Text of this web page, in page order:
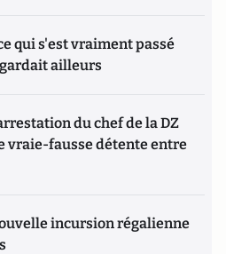
qui s'est vraiment passé
ailleurs
du chef de la DZ
vraie-fausse détente entre
incursion régalienne